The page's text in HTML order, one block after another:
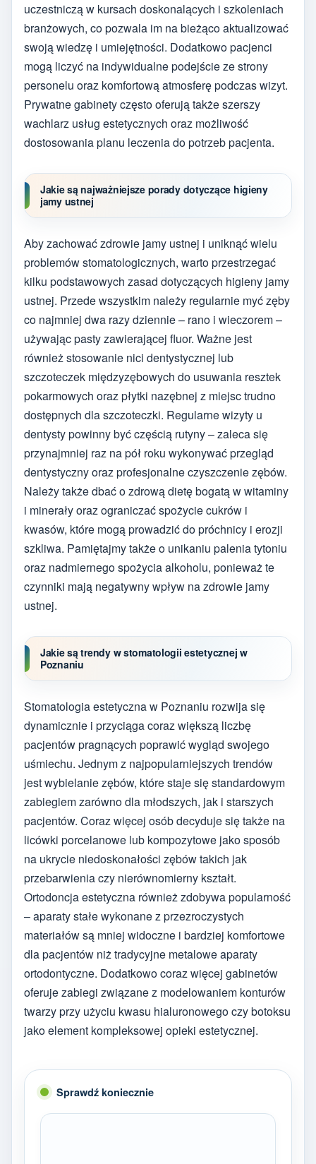
uczestniczą w kursach doskonalących i szkoleniach
branżowych, co pozwala im na bieżąco aktualizować
swoją wiedzę i umiejętności. Dodatkowo pacjenci
mogą liczyć na indywidualne podejście ze strony
personelu oraz komfortową atmosferę podczas wizyt.
Prywatne gabinety często oferują także szerszy
wachlarz usług estetycznych oraz możliwość
dostosowania planu leczenia do potrzeb pacjenta.
Jakie są najważniejsze porady dotyczące higieny
jamy ustnej
Aby zachować zdrowie jamy ustnej i uniknąć wielu
problemów stomatologicznych, warto przestrzegać
kilku podstawowych zasad dotyczących higieny jamy
ustnej. Przede wszystkim należy regularnie myć zęby
co najmniej dwa razy dziennie – rano i wieczorem –
używając pasty zawierającej fluor. Ważne jest
również stosowanie nici dentystycznej lub
szczoteczek międzyzębowych do usuwania resztek
pokarmowych oraz płytki nazębnej z miejsc trudno
dostępnych dla szczoteczki. Regularne wizyty u
dentysty powinny być częścią rutyny – zaleca się
przynajmniej raz na pół roku wykonywać przegląd
dentystyczny oraz profesjonalne czyszczenie zębów.
Należy także dbać o zdrową dietę bogatą w witaminy
i minerały oraz ograniczać spożycie cukrów i
kwasów, które mogą prowadzić do próchnicy i erozji
szkliwa. Pamiętajmy także o unikaniu palenia tytoniu
oraz nadmiernego spożycia alkoholu, ponieważ te
czynniki mają negatywny wpływ na zdrowie jamy
ustnej.
Jakie są trendy w stomatologii estetycznej w
Poznaniu
Stomatologia estetyczna w Poznaniu rozwija się
dynamicznie i przyciąga coraz większą liczbę
pacjentów pragnących poprawić wygląd swojego
uśmiechu. Jednym z najpopularniejszych trendów
jest wybielanie zębów, które staje się standardowym
zabiegiem zarówno dla młodszych, jak i starszych
pacjentów. Coraz więcej osób decyduje się także na
licówki porcelanowe lub kompozytowe jako sposób
na ukrycie niedoskonałości zębów takich jak
przebarwienia czy nierównomierny kształt.
Ortodoncja estetyczna również zdobywa popularność
– aparaty stałe wykonane z przezroczystych
materiałów są mniej widoczne i bardziej komfortowe
dla pacjentów niż tradycyjne metalowe aparaty
ortodontyczne. Dodatkowo coraz więcej gabinetów
oferuje zabiegi związane z modelowaniem konturów
twarzy przy użyciu kwasu hialuronowego czy botoksu
jako element kompleksowej opieki estetycznej.
Sprawdź koniecznie